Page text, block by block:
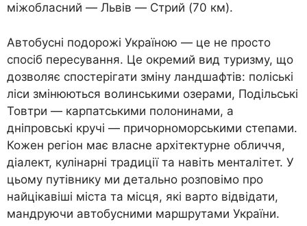
міжобласний — Львів — Стрий (70 км).
Автобусні подорожі Україною — це не просто
спосіб пересування. Це окремий вид туризму, що
дозволяє спостерігати зміну ландшафтів: поліські
ліси змінюються волинськими озерами, Подільські
Товтри — карпатськими полонинами, а
дніпровські кручі — причорноморськими степами.
Кожен регіон має власне архітектурне обличчя,
діалект, кулінарні традиції та навіть менталітет. У
цьому путівнику ми детально розповімо про
найцікавіші міста та місця, які варто відвідати,
мандруючи автобусними маршрутами України.